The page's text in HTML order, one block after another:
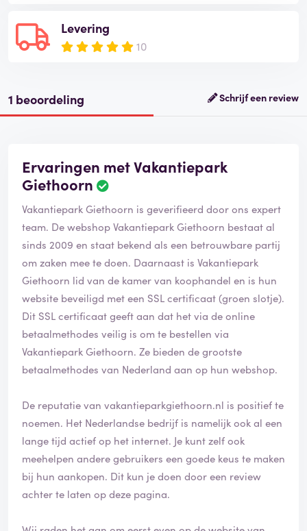
Levering
10
1 beoordeling Schrijf een review
Ervaringen met Vakantiepark
Giethoorn
B
o
o
r
d
e
l
i
n
g
i
s
g
e
r
i
f
e
e
d
Vakantiepark Giethoorn is geverifieerd door ons expert
team. De webshop Vakantiepark Giethoorn bestaat al
sinds 2009 en staat bekend als een betrouwbare partij
om zaken mee te doen. Daarnaast is Vakantiepark
Giethoorn lid van de kamer van koophandel en is hun
website beveiligd met een SSL certificaat (groen slotje).
Dit SSL certificaat geeft aan dat het via de online
betaalmethodes veilig is om te bestellen via
Vakantiepark Giethoorn. Ze bieden de grootste
betaalmethodes van Nederland aan op hun webshop.
De reputatie van vakantieparkgiethoorn.nl is positief te
noemen. Het Nederlandse bedrijf is namelijk ook al een
lange tijd actief op het internet. Je kunt zelf ook
meehelpen andere gebruikers een goede keus te maken
bij hun aankopen. Dit kun je doen door een review
achter te laten op deze pagina.